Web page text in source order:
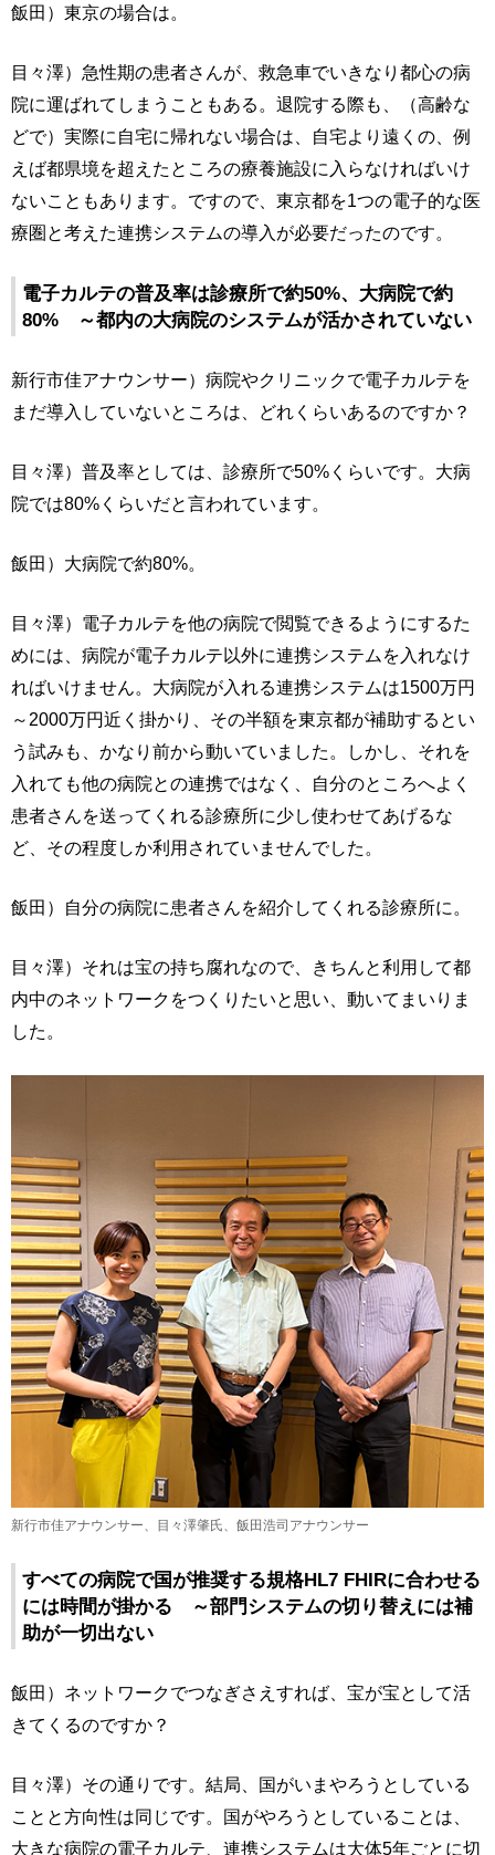
飯田）東京の場合は。
目々澤）急性期の患者さんが、救急車でいきなり都心の病
院に運ばれてしまうこともある。退院する際も、（高齢な
どで）実際に自宅に帰れない場合は、自宅より遠くの、例
えば都県境を超えたところの療養施設に入らなければいけ
ないこともあります。ですので、東京都を1つの電子的な医
療圏と考えた連携システムの導入が必要だったのです。
電子カルテの普及率は診療所で約50%、大病院で約
80% ～都内の大病院のシステムが活かされていない
新行市佳アナウンサー）病院やクリニックで電子カルテを
まだ導入していないところは、どれくらいあるのですか？
目々澤）普及率としては、診療所で50%くらいです。大病
院では80%くらいだと言われています。
飯田）大病院で約80%。
目々澤）電子カルテを他の病院で閲覧できるようにするた
めには、病院が電子カルテ以外に連携システムを入れなけ
ればいけません。大病院が入れる連携システムは1500万円
～2000万円近く掛かり、その半額を東京都が補助するとい
う試みも、かなり前から動いていました。しかし、それを
入れても他の病院との連携ではなく、自分のところへよく
患者さんを送ってくれる診療所に少し使わせてあげるな
ど、その程度しか利用されていませんでした。
飯田）自分の病院に患者さんを紹介してくれる診療所に。
目々澤）それは宝の持ち腐れなので、きちんと利用して都
内中のネットワークをつくりたいと思い、動いてまいりま
した。
新行市佳アナウンサー、目々澤肇氏、飯田浩司アナウンサー
すべての病院で国が推奨する規格HL7 FHIRに合わせる
には時間が掛かる ～部門システムの切り替えには補
助が一切出ない
飯田）ネットワークでつなぎさえすれば、宝が宝として活
きてくるのですか？
目々澤）その通りです。結局、国がいまやろうとしている
ことと方向性は同じです。国がやろうとしていることは、
大きな病院の電子カルテ、連携システムは大体5年ごとに切